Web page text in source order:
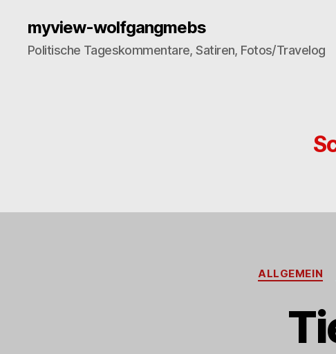
myview-wolfgangmebs
Politische Tageskommentare, Satiren, Fotos/Travelog
ALLGEMEIN